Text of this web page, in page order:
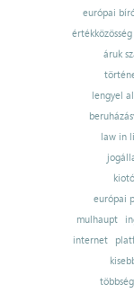
európai
értékközösség
áruk
lengyel
law in
európai
mulhaupt
internet